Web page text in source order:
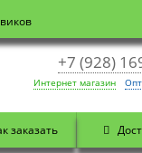
+7 (928)
Интернет магазин
заказать